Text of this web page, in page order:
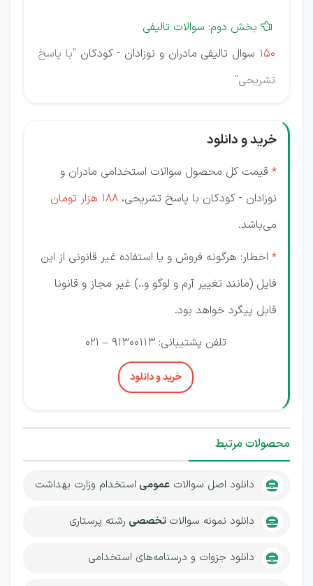
 بخش دوم: سوالات تالیفی
150 سوال تالیفی مادران و نوزادان - کودکان "با پاسخ
تشریحی"
خرید و دانلود
* قیمت کل محصول سوالات استخدامی مادران و
نوزادان - کودکان با پاسخ تشریحی، 188 هزار تومان
می‌باشد.
* اخطار: هرگونه فروش و یا استفاده غیر قانونی از این
فایل (مانند تغییر آرم و لوگو و..) غیر مجاز و قانونا
قابل پیگرد خواهد بود.
تلفن پشتیبانی: 91300113 – 021
خرید و دانلود
محصولات مرتبط
دانلود اصل سوالات عمومی استخدام وزارت بهداشت
دانلود نمونه سوالات تخصصی رشته پرستاری
دانلود جزوات و درسنامه‌های استخدامی